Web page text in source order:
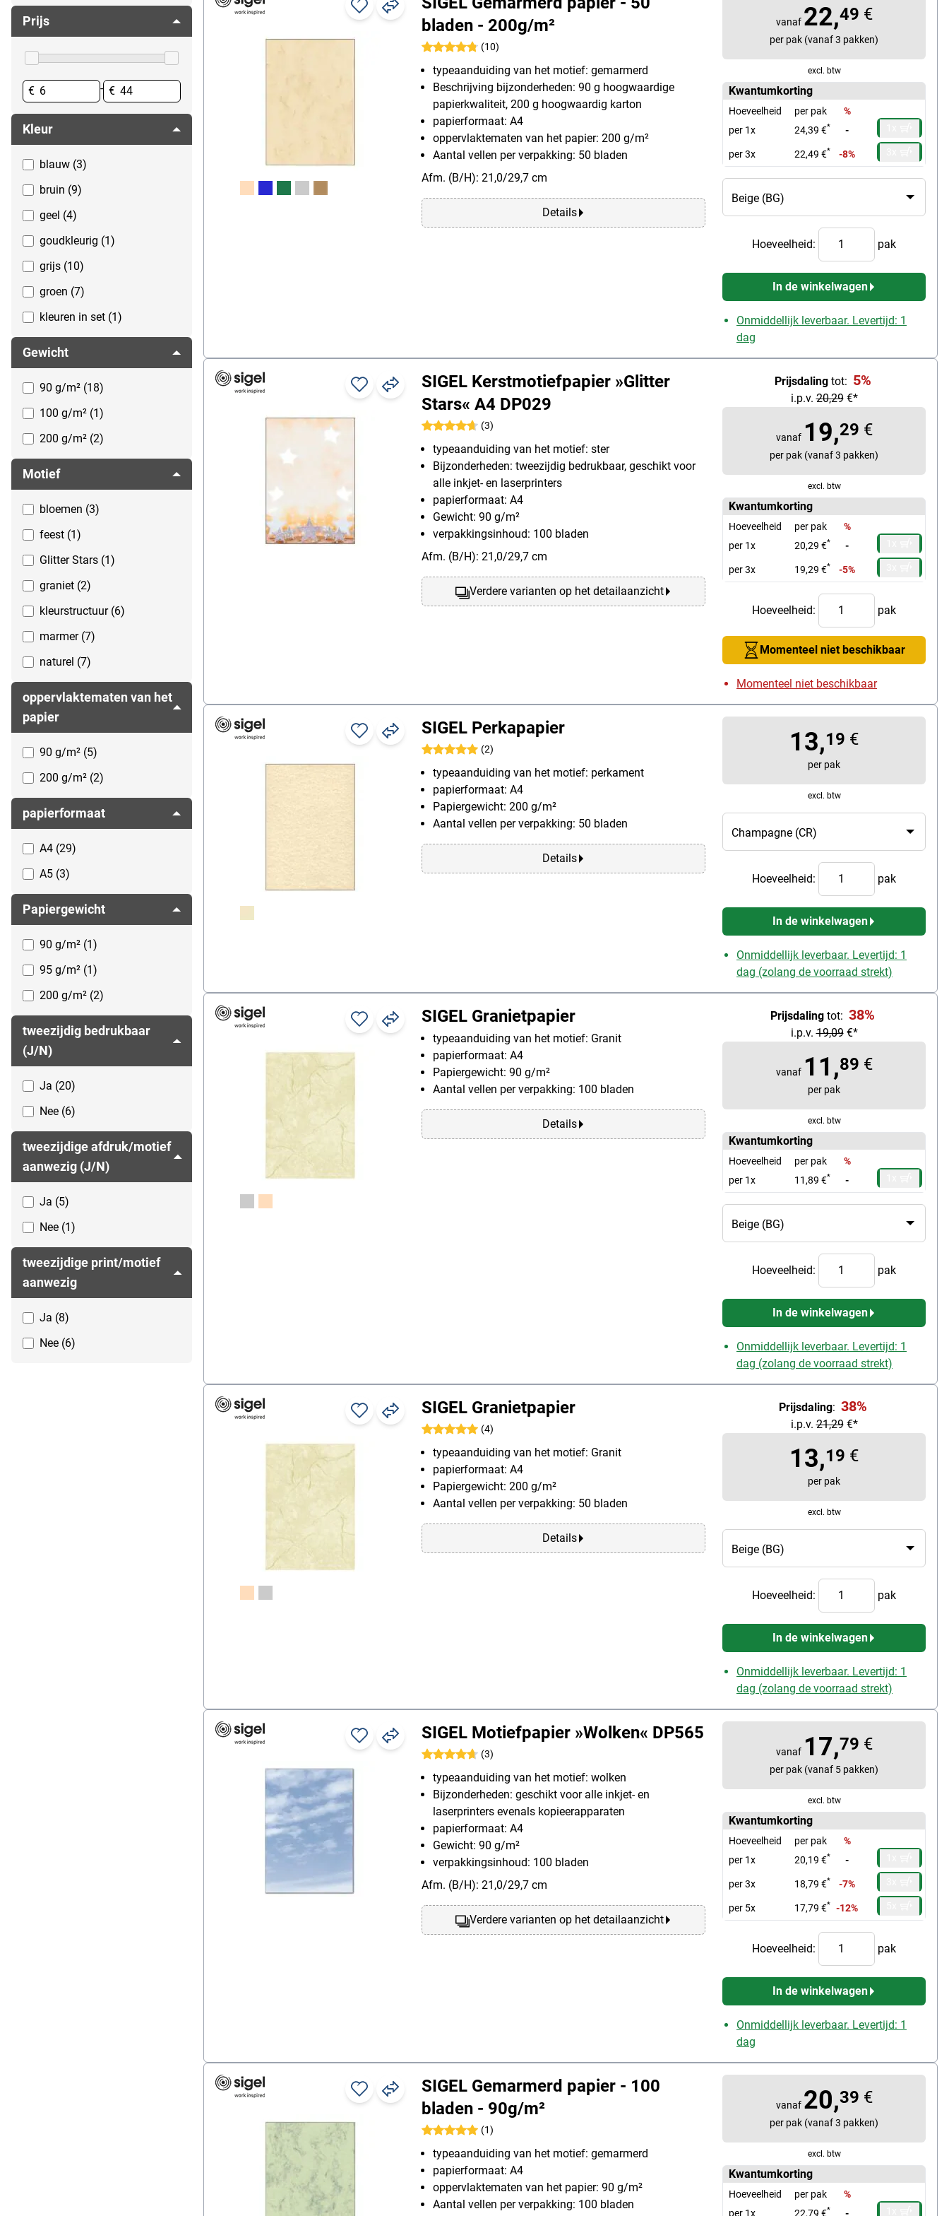
Papier voor kleurenlaserprinters
Plotterpapier
Printpapier
Prijs
€ - €
Kleur
blauw (3)
bruin (9)
geel (4)
goudkleurig (1)
grijs (10)
groen (7)
kleuren in set (1)
natuurkleuren (9)
oranje (1)
roze (2)
wit (12)
zilverkleurig (1)
Gewicht
90 g/m² (18)
100 g/m² (1)
200 g/m² (2)
Motief
bloemen (3)
feest (1)
Glitter Stars (1)
graniet (2)
kleurstructuur (6)
marmer (7)
naturel (7)
Snow Star (1)
oppervlaktematen van het
papier
90 g/m² (5)
200 g/m² (2)
papierformaat
A4 (29)
A5 (3)
Papiergewicht
90 g/m² (1)
95 g/m² (1)
200 g/m² (2)
tweezijdig bedrukbaar
(J/N)
Ja (20)
Nee (6)
tweezijdige afdruk/motief
aanwezig (J/N)
Ja (5)
Nee (1)
tweezijdige print/motief
aanwezig
Ja (8)
Nee (6)
bladen - 200g/m²
(10)
typeaanduiding van het motief: gemarmerd
Beschrijving bijzonderheden: 90 g hoogwaardige
papierkwaliteit, 200 g hoogwaardig karton
papierformaat: A4
oppervlaktematen van het papier: 200 g/m²
Aantal vellen per verpakking: 50 bladen
Afm. (B/H): 21,0/29,7 cm
Details
vanaf 22,49 €
per pak (vanaf 3 pakken)
excl. btw
Kwantumkorting
Hoeveelheid per pak
%
per 1x
24,39 €* -
per 3x 22,49 €* -8%
Hoeveelheid: pak
In de winkelwagen
Onmiddellijk leverbaar. Levertijd: 1
dag
SIGEL Kerstmotiefpapier »Glitter
Stars« A4 DP029
(3)
typeaanduiding van het motief: ster
Bijzonderheden: tweezijdig bedrukbaar, geschikt voor
alle inkjet- en laserprinters
papierformaat: A4
Gewicht: 90 g/m²
verpakkingsinhoud: 100 bladen
Afm. (B/H): 21,0/29,7 cm
Verdere varianten op het detailaanzicht
Prijsdalingtot: 5%
i.p.v.20,29€*
vanaf 19,29 €
per pak (vanaf 3 pakken)
excl. btw
Kwantumkorting
Hoeveelheid per pak
%
per 1x
20,29 €* -
per 3x 19,29 €* -5%
Hoeveelheid: pak
Momenteel niet beschikbaar
Momenteel niet beschikbaar
SIGEL Perkapapier
(2)
typeaanduiding van het motief: perkament
papierformaat: A4
Papiergewicht: 200 g/m²
Aantal vellen per verpakking: 50 bladen
Details
13,19 €
per pak
excl. btw
Hoeveelheid: pak
In de winkelwagen
Onmiddellijk leverbaar. Levertijd: 1
dag (zolang de voorraad strekt)
SIGEL Granietpapier
typeaanduiding van het motief: Granit
papierformaat: A4
Papiergewicht: 90 g/m²
Aantal vellen per verpakking: 100 bladen
Details
Prijsdaling tot: 38%
i.p.v.19,09€*
vanaf 11,89 €
per pak
excl. btw
Kwantumkorting
Hoeveelheid per pak
%
per 1x
11,89 €* -
Hoeveelheid: pak
In de winkelwagen
Onmiddellijk leverbaar. Levertijd: 1
dag (zolang de voorraad strekt)
SIGEL Granietpapier
(4)
typeaanduiding van het motief: Granit
papierformaat: A4
Papiergewicht: 200 g/m²
Aantal vellen per verpakking: 50 bladen
Details
Prijsdaling: 38%
i.p.v.21,29€*
13,19 €
per pak
excl. btw
Hoeveelheid: pak
In de winkelwagen
Onmiddellijk leverbaar. Levertijd: 1
dag (zolang de voorraad strekt)
SIGEL Motiefpapier »Wolken« DP565
(3)
typeaanduiding van het motief: wolken
Bijzonderheden: geschikt voor alle inkjet- en
laserprinters evenals kopieerapparaten
papierformaat: A4
Gewicht: 90 g/m²
verpakkingsinhoud: 100 bladen
Afm. (B/H): 21,0/29,7 cm
Verdere varianten op het detailaanzicht
vanaf 17,79 €
per pak (vanaf 5 pakken)
excl. btw
Kwantumkorting
Hoeveelheid per pak
%
per 1x
20,19 €* -
per 3x 18,79 €* -7%
per 5x 17,79 €* -12%
Hoeveelheid: pak
In de winkelwagen
Onmiddellijk leverbaar. Levertijd: 1
dag
SIGEL Gemarmerd papier - 100
bladen - 90g/m²
(1)
typeaanduiding van het motief: gemarmerd
papierformaat: A4
oppervlaktematen van het papier: 90 g/m²
Aantal vellen per verpakking: 100 bladen
vanaf 20,39 €
per pak (vanaf 3 pakken)
excl. btw
Kwantumkorting
Hoeveelheid per pak
%
per 1x
22,79 €* -